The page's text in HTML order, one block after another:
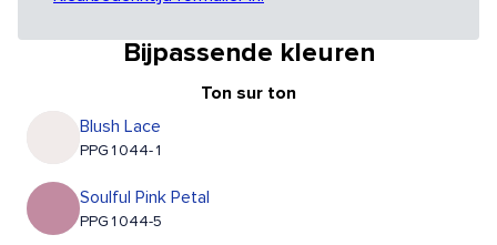
Bijpassende kleuren
Ton sur ton
Blush Lace
PPG1044-1
Soulful Pink Petal
PPG1044-5